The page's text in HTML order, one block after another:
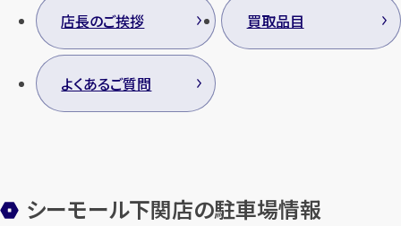
店長のご挨拶 買取品目
よくあるご質問
シーモール下関店の駐車場情報